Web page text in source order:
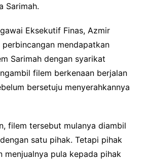
Sarimah.
Eksekutif Finas, Azmir
mendapatkan
Sarimah dengan syarikat
filem berkenaan berjalan
bersetuju menyerahkannya
filem tersebut mulanya diambil
satu pihak. Tetapi pihak
menjualnya pula kepada pihak